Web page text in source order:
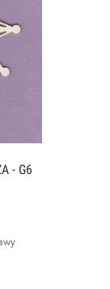
- G6